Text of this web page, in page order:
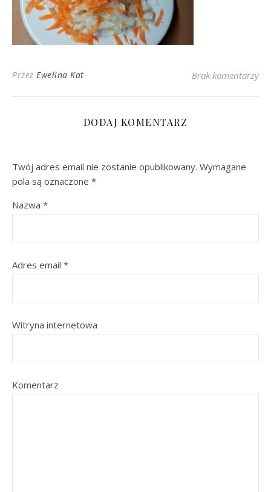
Przez Ewelina Kat Brak komentarzy
DODAJ KOMENTARZ
Twój adres email nie zostanie opublikowany. Wymagane
pola są oznaczone *
Nazwa *
Adres email *
Witryna internetowa
Komentarz